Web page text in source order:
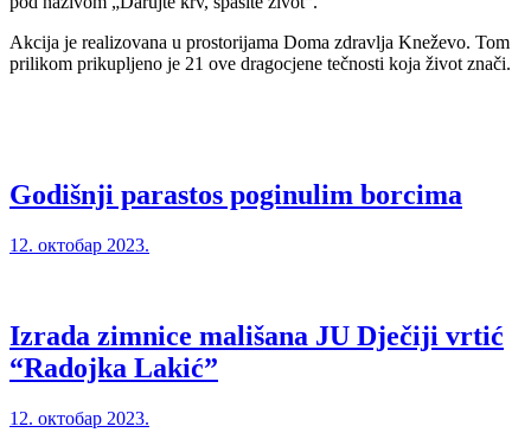
Akcija je realizovana u prostorijama Doma zdravlja Kneževo. Tom
prilikom prikupljeno je 21 ove dragocjene tečnosti koja život znači.
Godišnji parastos poginulim borcima
12. октобар 2023.
Izrada zimnice mališana JU Dječiji vrtić
“Radojka Lakić”
12. октобар 2023.